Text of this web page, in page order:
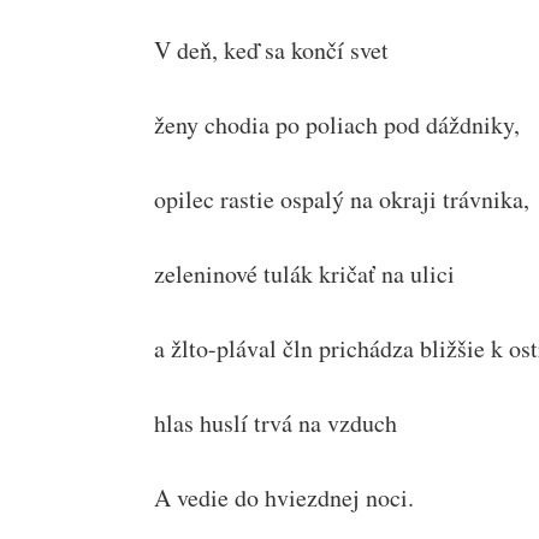
V deň, keď sa končí svet
ženy chodia po poliach pod dáždniky,
opilec rastie ospalý na okraji trávnika,
zeleninové tulák kričať na ulici
a žlto-plával čln prichádza bližšie k
hlas huslí trvá na vzduch
A vedie do hviezdnej noci.